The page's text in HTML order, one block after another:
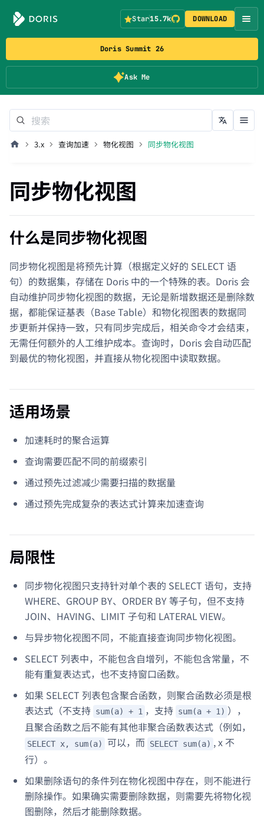
Doris Summit 26
Ask Me
Star15.7k DOWNLOAD
3.x 查询加速 物化视图 同步物化视图
同步物化视图
什么是同步物化视图
同步物化视图是将预先计算（根据定义好的 SELECT 语
句）的数据集，存储在 Doris 中的一个特殊的表。Doris 会
自动维护同步物化视图的数据，无论是新增数据还是删除数
据，都能保证基表（Base Table）和物化视图表的数据同
步更新并保持一致，只有同步完成后，相关命令才会结束，
无需任何额外的人工维护成本。查询时，Doris 会自动匹配
到最优的物化视图，并直接从物化视图中读取数据。
适用场景
加速耗时的聚合运算
查询需要匹配不同的前缀索引
通过预先过滤减少需要扫描的数据量
通过预先完成复杂的表达式计算来加速查询
局限性
同步物化视图只支持针对单个表的 SELECT 语句，支持
WHERE、GROUP BY、ORDER BY 等子句，但不支持
JOIN、HAVING、LIMIT 子句和 LATERAL VIEW。
与异步物化视图不同，不能直接查询同步物化视图。
SELECT 列表中，不能包含自增列，不能包含常量，不
能有重复表达式，也不支持窗口函数。
如果 SELECT 列表包含聚合函数，则聚合函数必须是根
表达式（不支持 sum(a) + 1 ，支持 sum(a + 1) ），
且聚合函数之后不能有其他非聚合函数表达式（例如，
SELECT x, sum(a) 可以，而 SELECT sum(a) , x 不
行）。
如果删除语句的条件列在物化视图中存在，则不能进行
删除操作。如果确实需要删除数据，则需要先将物化视
图删除，然后才能删除数据。